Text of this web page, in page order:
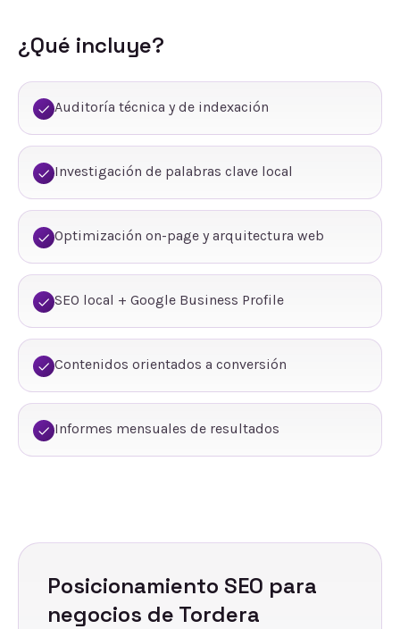
¿Qué incluye?
Auditoría técnica y de indexación
Investigación de palabras clave local
Optimización on-page y arquitectura web
SEO local + Google Business Profile
Contenidos orientados a conversión
Informes mensuales de resultados
Posicionamiento SEO para
negocios de Tordera